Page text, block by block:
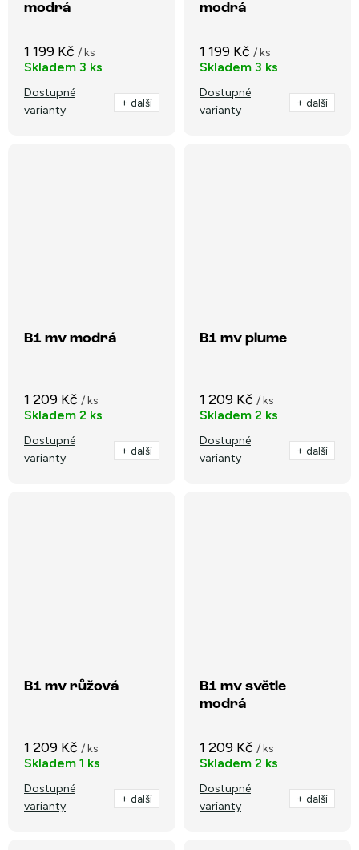
modrá
1 199 Kč / ks
Skladem 3 ks
Dostupné
varianty
+ další
modrá
1 199 Kč / ks
Skladem 3 ks
Dostupné
varianty
+ další
B1 mv modrá
1 209 Kč / ks
Skladem 2 ks
Dostupné
varianty
+ další
B1 mv plume
1 209 Kč / ks
Skladem 2 ks
Dostupné
varianty
+ další
B1 mv růžová
1 209 Kč / ks
Skladem 1 ks
Dostupné
varianty
+ další
B1 mv světle
modrá
1 209 Kč / ks
Skladem 2 ks
Dostupné
varianty
+ další